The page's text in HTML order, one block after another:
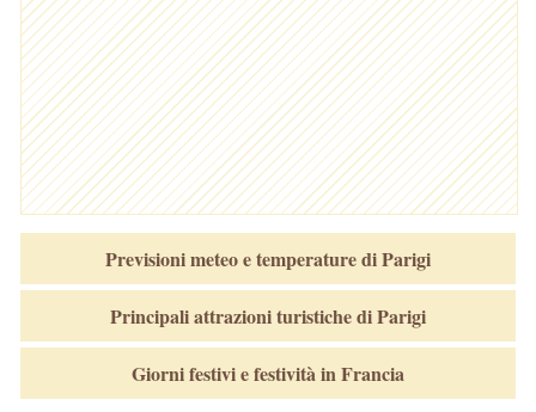
Previsioni meteo e temperature di Parigi
Principali attrazioni turistiche di Parigi
Giorni festivi e festività in Francia